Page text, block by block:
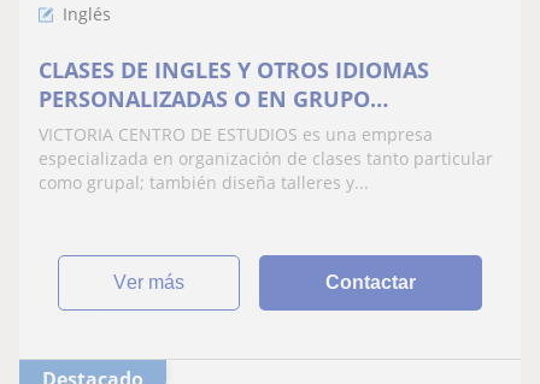
Inglés
CLASES DE INGLES Y OTROS IDIOMAS
PERSONALIZADAS O EN GRUPO
PRESENCIAL, A DOMICILIO U ONLINE
VICTORIA CENTRO DE ESTUDIOS es una empresa
especializada en organización de clases tanto particular
como grupal; también diseña talleres y...
ver más Contactar